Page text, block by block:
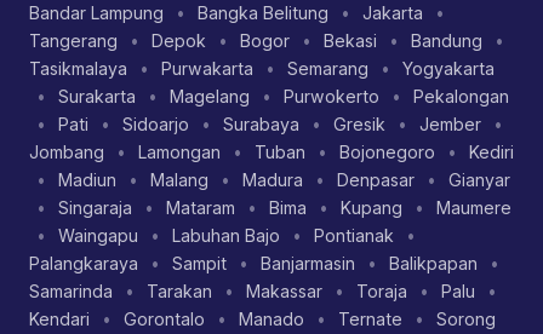
Bandar Lampung
• Bangka Belitung • Jakarta
•
Tangerang
• Depok • Bogor • Bekasi • Bandung
•
Tasikmalaya
• Purwakarta • Semarang •
Yogyakarta
•
Surakarta • Magelang • Purwokerto •
Pekalongan
•
Pati • Sidoarjo • Surabaya • Gresik • Jember
•
Jombang
• Lamongan • Tuban • Bojonegoro •
Kediri
•
Madiun • Malang • Madura • Denpasar •
Gianyar
•
Singaraja • Mataram • Bima • Kupang •
Maumere
•
Waingapu • Labuhan Bajo • Pontianak
•
Palangkaraya
• Sampit • Banjarmasin • Balikpapan
•
Samarinda
• Tarakan • Makassar • Toraja • Palu
•
Kendari
• Gorontalo • Manado • Ternate • Sorong